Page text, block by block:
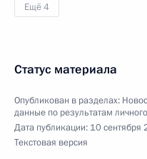
Ещё 4
Статус материала
Опубликован в разделах:
данные по результатам
Дата публикации: 10 сентября
Текстовая версия